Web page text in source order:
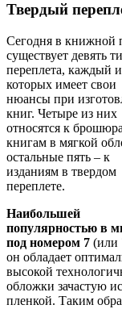
Твердый
Сегодня в книжной
существует девять
переплета, каждый
которых имеет свои
нюансы при
книг. Четыре из них
относятся к
книгам в мягкой
остальные пять – к
изданиям в твердом
переплете.
Наибольшей
популярностью в
под номером 7 (или
он обладает
высокой
обложки зачастую
пленкой. Таким